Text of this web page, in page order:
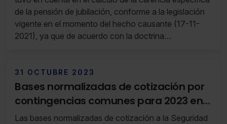
de la pensión de jubilación, conforme a la legislación
vigente en el momento del hecho causante (17-11-
2021), ya que de acuerdo con la doctrina
31 OCTUBRE 2023
Bases normalizadas de cotización por
contingencias comunes para 2023 en
el Régimen Especial para la Minería del
Las bases normalizadas de cotización a la Seguridad